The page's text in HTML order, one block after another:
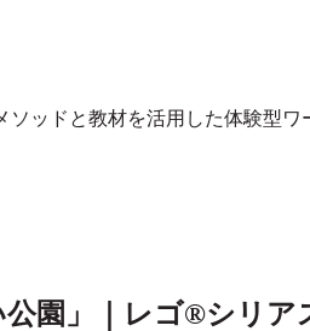
ッドと教材を活用した体験型ワ
園」｜レゴ®シリア